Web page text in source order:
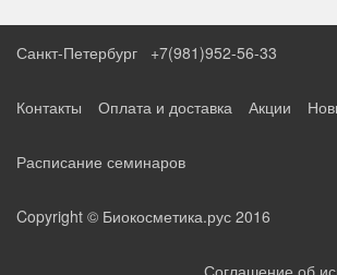
Санкт-Петербург +7(981)952-56-33
Контакты Оплата и доставка Акции
Расписание семинаров
Copyright © Биокосметика.рус 2016
Соглашение об